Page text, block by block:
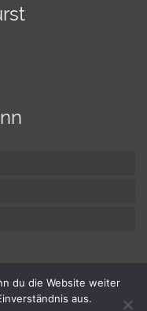
du die Website weiter
aus.